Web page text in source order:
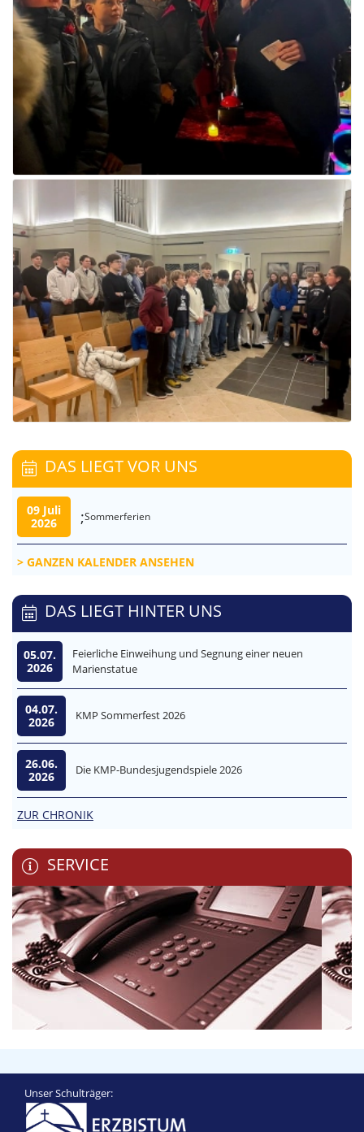
DAS LIEGT VOR UNS
09 Juli
2026
;Sommerferien
GANZEN KALENDER ANSEHEN
DAS LIEGT HINTER UNS
05.07.
2026
Feierliche Einweihung und Segnung einer neuen
Marienstatue
04.07.
2026
KMP Sommerfest 2026
26.06.
2026
Die KMP-Bundesjugendspiele 2026
ZUR CHRONIK
SERVICE
Unser Schulträger: